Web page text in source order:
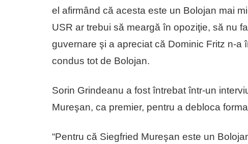
el afirmând că acesta este un Bolojan mai
USR ar trebui să meargă în opoziţie, să nu
guvernare şi a apreciat că Dominic Fritz n-a
condus tot de Bolojan.
Sorin Grindeanu a fost întrebat într-un
Mureşan, ca premier, pentru a debloca
“Pentru că Siegfried Mureşan este un